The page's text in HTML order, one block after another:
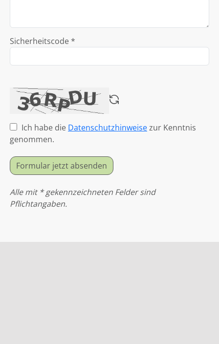
Sicherheitscode *
Ich habe die Datenschutzhinweisezur Kenntnis
genommen.
Formular jetzt absenden
Alle mit * gekennzeichneten Felder sind
Pflichtangaben.